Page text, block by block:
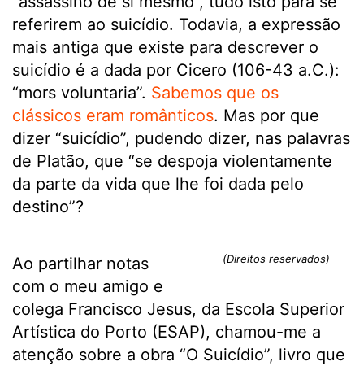
referirem ao suicídio. Todavia, a expressão
mais antiga que existe para descrever o
suicídio é a dada por Cicero (106-43 a.C.):
“mors voluntaria”. Sabemos que os
clássicos eram românticos. Mas por que
dizer “suicídio”, pudendo dizer, nas palavras
de Platão, que “se despoja violentamente
da parte da vida que lhe foi dada pelo
destino”?
(Direitos reservados)
Ao partilhar notas
com o meu amigo e
colega Francisco Jesus, da Escola Superior
Artística do Porto (ESAP), chamou-me a
atenção sobre a obra “O Suicídio”, livro que